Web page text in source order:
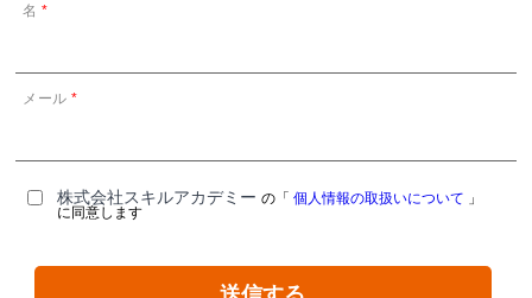
名*
メール*
株式会社スキルアカデミーの「個人情報の取扱いについて 」
に同意します